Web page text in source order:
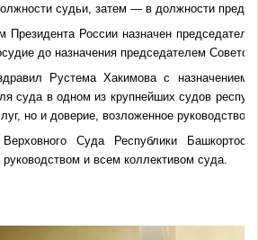
судьи, затем — в должности
Президента России назначен
до назначения председателем
Рустема Хакимова с назначением
суда в одном из крупнейших судов
но и доверие, возложенное руководством
Суда Республики
и всем коллективом суда.